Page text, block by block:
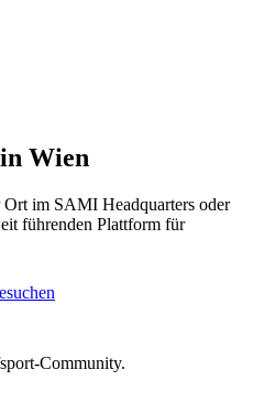
Wien
im SAMI Headquarters oder
führenden Plattform für
Community.